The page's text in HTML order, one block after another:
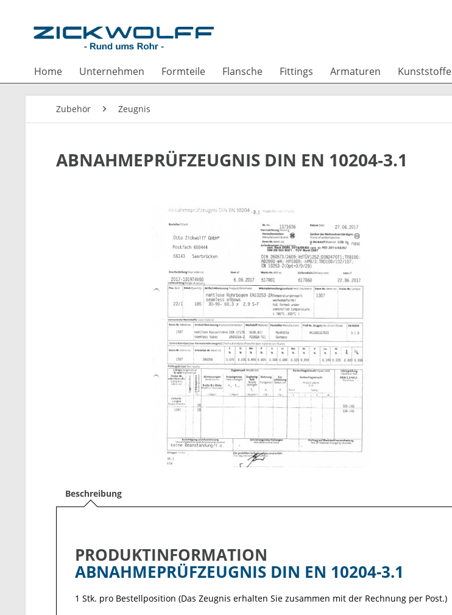
Home Unternehmen Formteile Flansche Fittings Armaturen Kunststoffe
Zubehör Zeugnis
ABNAHMEPRÜFZEUGNIS DIN EN 10204-3.1
Beschreibung
PRODUKTINFORMATION
ABNAHMEPRÜFZEUGNIS DIN EN 10204-3.1
1 Stk. pro Bestellposition (Das Zeugnis erhalten Sie zusammen mit der Rechnung per Post.)